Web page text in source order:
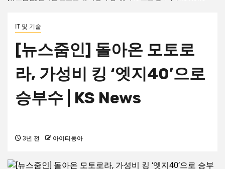
IT 및 기술
[뉴스줌인] 돌아온 모토로
라, 가성비 킹 ‘엣지40’으로
승부수 | KS News
3년 전 아이티동아